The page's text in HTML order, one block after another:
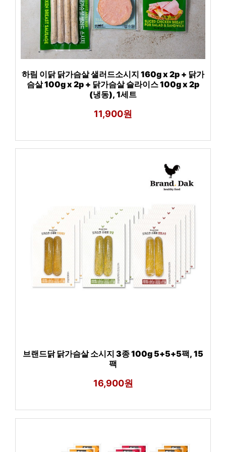
하림 이닭 닭가슴살 샐러드소시지 160g x 2p + 닭가
슴살 100g x 2p + 닭가슴살 슬라이스 100g x 2p
(냉동), 1세트
11,900원
브랜드닭 닭가슴살 소시지 3종 100g 5+5+5팩, 15
팩
16,900원